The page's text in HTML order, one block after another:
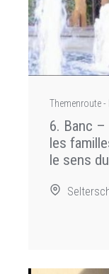
Themenroute -
6. Banc
les
le sens